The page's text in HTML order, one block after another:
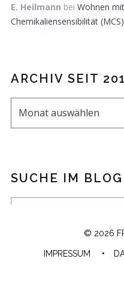
E. Heilmann bei Wohnen
Chemikaliensensibilität (MCS)
ARCHIV SEIT
SUCHE IM BLOG
© 2026
IMPRESSUM